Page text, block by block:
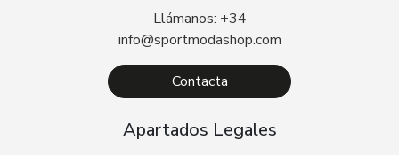
Llámanos: +34
info@sportmodashop.com
Contacta
Apartados Legales